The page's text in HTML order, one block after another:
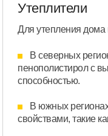
Утеплители
Для утепления дома
В северных
пенополистирол с
способностью.
В южных
свойствами, такие